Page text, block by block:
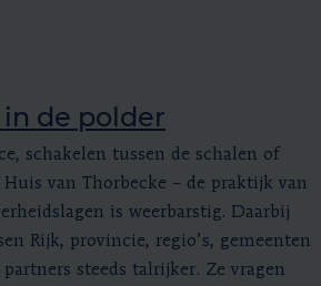
de polder
schakelen tussen de schalen of
van Thorbecke – de praktijk van
is weerbarstig. Daarbij
Rijk, provincie, regio’s, gemeenten
steeds talrijker. Ze vragen